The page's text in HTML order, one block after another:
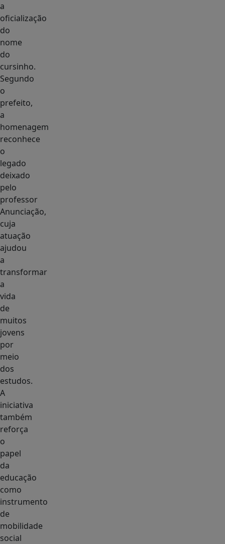
a
oficialização
do
nome
do
cursinho.
Segundo
o
prefeito,
a
homenagem
reconhece
o
legado
deixado
pelo
professor
Anunciação,
cuja
atuação
ajudou
a
transformar
a
vida
de
muitos
jovens
por
meio
dos
estudos.
A
iniciativa
também
reforça
o
papel
da
educação
como
instrumento
de
mobilidade
social